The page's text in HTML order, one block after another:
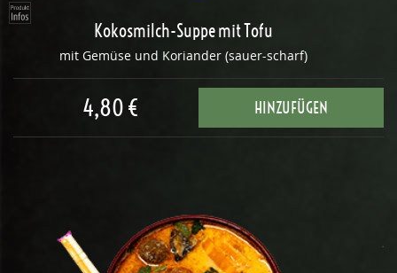
Kokosmilch-Suppe mit Tofu
mit Gemüse und Koriander (sauer-scharf)
4,80 € HINZUFÜGEN